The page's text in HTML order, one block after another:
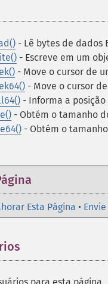
- Lê bytes de dados
- Escreve em um
- Move o cursor de
- Move o cursor
- Informa a
- Obtém o tamanho
- Obtém o
Esta Página •